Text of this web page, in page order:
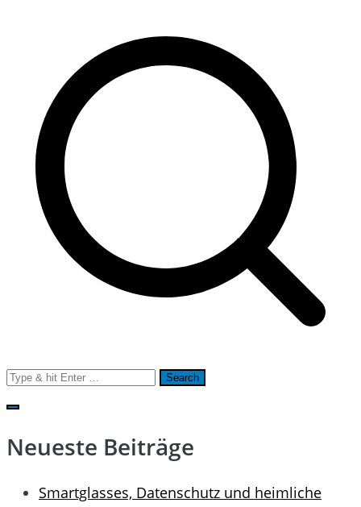
Search
for:
Neueste Beiträge
Smartglasses, Datenschutz und heimliche